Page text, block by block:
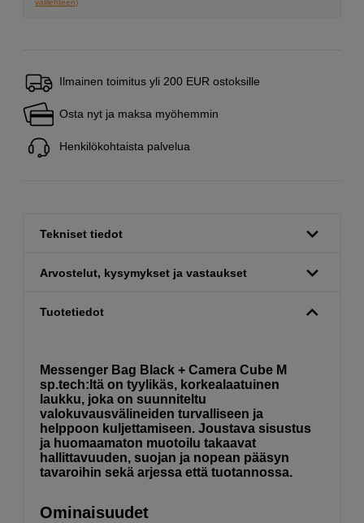
välilehteen)
Ilmainen toimitus yli 200 EUR ostoksille
Osta nyt ja maksa myöhemmin
Henkilökohtaista palvelua
Tekniset tiedot
Arvostelut, kysymykset ja vastaukset
Tuotetiedot
Messenger Bag Black + Camera Cube M
sp.tech:ltä on tyylikäs, korkealaatuinen
laukku, joka on suunniteltu
valokuvausvälineiden turvalliseen ja
helppoon kuljettamiseen. Joustava sisustus
ja huomaamaton muotoilu takaavat
hallittavuuden, suojan ja nopean pääsyn
tavaroihin sekä arjessa että tuotannossa.
Ominaisuudet